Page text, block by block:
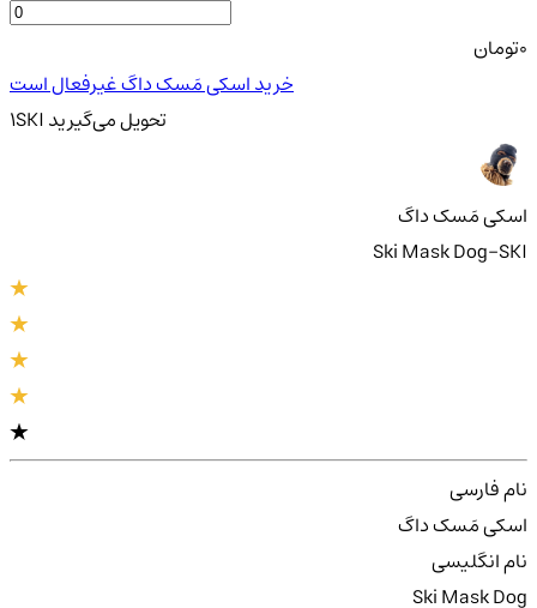
تومان
خرید اسکی مَسک داگ غیرفعال است
1SKI تحویلمی‌گیرید
اسکی مَسک داگ
Ski Mask Dog-SKI
نام فارسی
اسکی مَسک داگ
نام انگلیسی
Ski Mask Dog